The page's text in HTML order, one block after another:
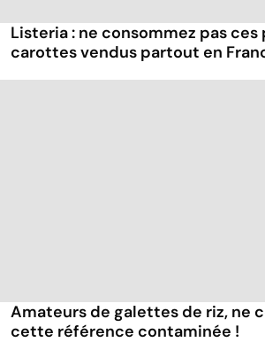
Listeria : ne consommez pas
carottes vendus partout en
Amateurs de galettes de riz, ne
cette référence contaminée !